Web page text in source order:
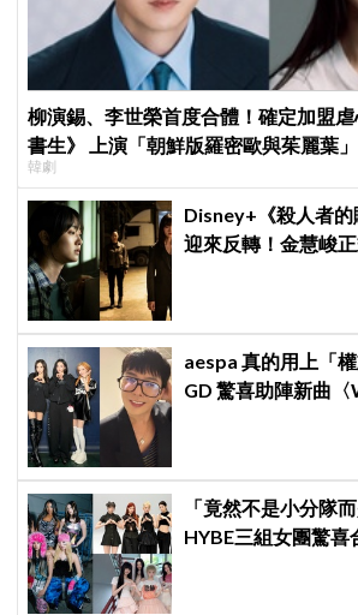
柳演錫、李世榮首度合體！確定加盟
書生》 上演「朝鮮版羅密歐與茱麗葉」
韓劇
Disney+《殺人者
迎來反轉！金慧峻
aespa 真的用上「
GD 驚喜助陣新曲
「竟然不是小分隊
HYBE三組女團驚喜